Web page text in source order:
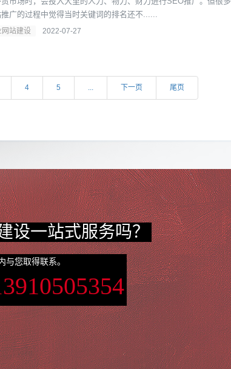
广的过程中觉得当时关键词的排名还不......
网站建设 2022-07-27
4 5 ... 下一页 尾页
设一站式服务吗？
您取得联系。